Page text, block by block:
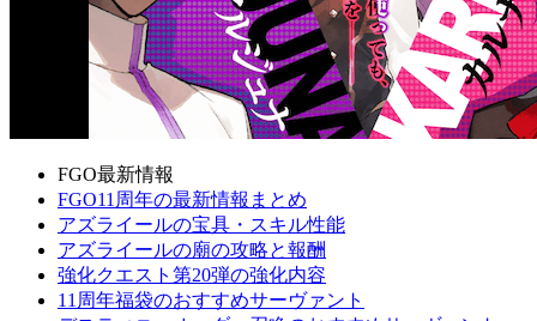
FGO最新情報
FGO11周年の最新情報まとめ
アズライールの宝具・スキル性能
アズライールの廟の攻略と報酬
強化クエスト第20弾の強化内容
11周年福袋のおすすめサーヴァント